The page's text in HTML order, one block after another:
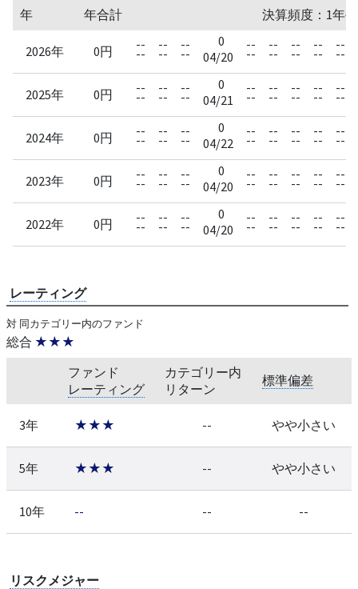
年 年合計 決算頻度：1年
2026年 0円 --
--
--
--
--
--
0
04/20
--
--
--
--
--
--
--
--
--
--
2025年 0円 --
--
--
--
--
--
0
04/21
--
--
--
--
--
--
--
--
--
--
2024年 0円 --
--
--
--
--
--
0
04/22
--
--
--
--
--
--
--
--
--
--
2023年 0円 --
--
--
--
--
--
0
04/20
--
--
--
--
--
--
--
--
--
--
2022年 0円 --
--
--
--
--
--
0
04/20
--
--
--
--
--
--
--
--
--
--
レーティング
対 同カテゴリー内のファンド
総合 ★★★
ファンド
レーティング
カテゴリー内
リターン
標準偏差
3年 ★★★ -- やや小さい
5年 ★★★ -- やや小さい
10年 -- -- --
リスクメジャー